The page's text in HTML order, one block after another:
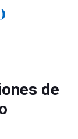
de